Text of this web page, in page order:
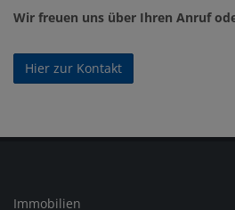
Wir freuen uns über Ihren Anruf
Hier zur Kontakt
Immobilien